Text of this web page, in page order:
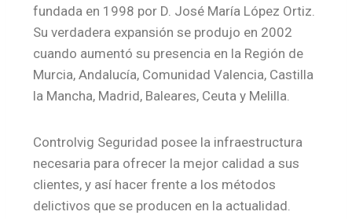
fundada en 1998 por D. José María López Ortiz.
Su verdadera expansión se produjo en 2002
cuando aumentó su presencia en la Región de
Murcia, Andalucía, Comunidad Valencia, Castilla
la Mancha, Madrid, Baleares, Ceuta y Melilla.
Controlvig Seguridad posee la infraestructura
necesaria para ofrecer la mejor calidad a sus
clientes, y así hacer frente a los métodos
delictivos que se producen en la actualidad.